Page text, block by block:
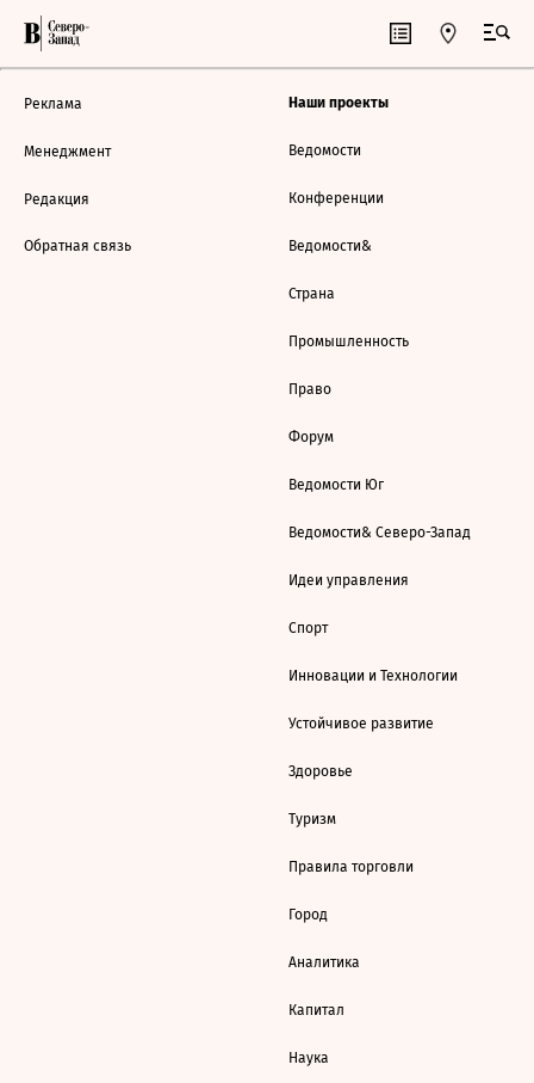
Реклама
Менеджмент
Редакция
Обратная связь
Наши проекты
Ведомости
Конференции
Ведомости&
Страна
Промышленность
Право
Форум
Ведомости Юг
Ведомости& Северо-Запад
Идеи управления
Спорт
Инновации и Технологии
Устойчивое развитие
Здоровье
Туризм
Правила торговли
Город
Аналитика
Капитал
Наука